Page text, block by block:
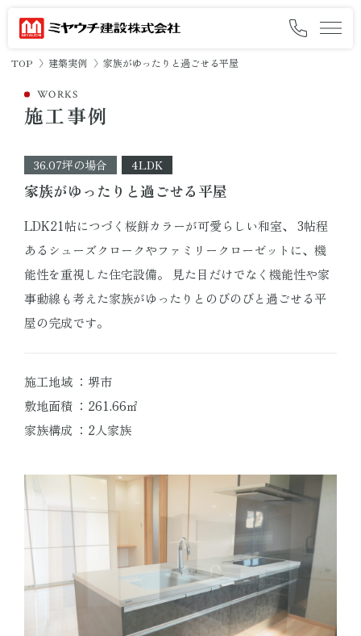
ミヤウチの家づくり
施工事例
オーナー様の暮らし
会社情報
採用情報
TOP 建築実例 家族がゆったりと過ごせる平屋
WORKS
施工事例
36.07坪の場合 4LDK
家族がゆったりと過ごせる平屋
LDK21帖につづく桜餅カラーが可愛らしい和室、 3帖程
あるシューズクロークやファミリークローゼットに、機
能性を重視した住宅設備。 見た目だけでなく機能性や家
事動線も考えた家族がゆったりとのびのびと過ごせる平
屋の完成です。
施工地域 ：堺市
敷地面積 ：261.66㎡
家族構成 ：2人家族